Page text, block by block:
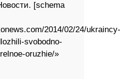
[schema
2014/02/24/ukraincy-
svobodno-
oruzhie/»